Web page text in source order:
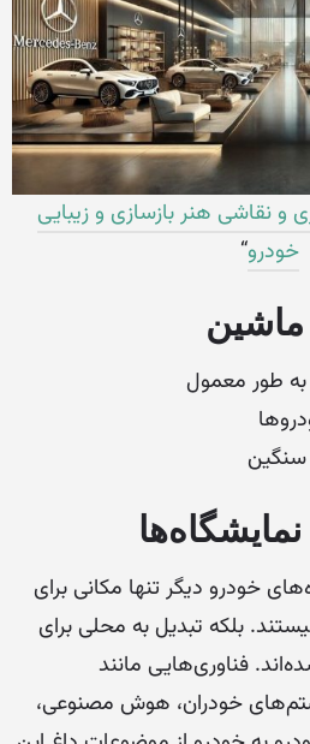
و نقاشی هنر بازسازی و زیبایی
خودرو“
ماشین
طور معمول
سنگین
خودرو دیگر تنها مکانی برای
بلکه تبدیل به محلی برای
فناوری‌هایی مانند
خودران، هوش مصنوعی،